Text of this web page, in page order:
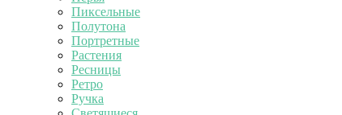
Пиксельные
Полутона
Портретные
Растения
Ресницы
Ретро
Ручка